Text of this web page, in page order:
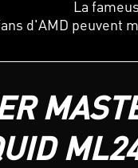
La
d'AMD peuvent